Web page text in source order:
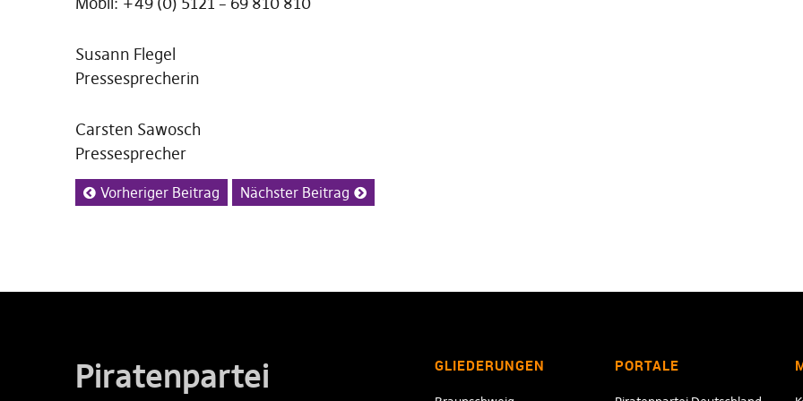
Susann Flegel
Pressesprecherin
Carsten Sawosch
Pressesprecher
Vorheriger Beitrag Nächster Beitrag
Piratenpartei
GLIEDERUNGEN PORTALE